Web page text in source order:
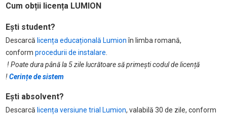
Cum obții licența LUMION
Ești student?
Descarcă licența educațională Lumionîn limba romană,
conform procedurii de instalare
! Poate dura până la 5 zile lucrătoare să primești codul de licență
!Cerințe de sistem
Ești absolvent?
Descarcă licența versiune trial Lumion, valabilă 30 de zile, conform